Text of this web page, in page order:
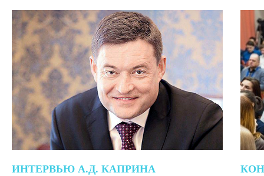
ИНТЕРВЬЮ А.Д. КАПРИНА